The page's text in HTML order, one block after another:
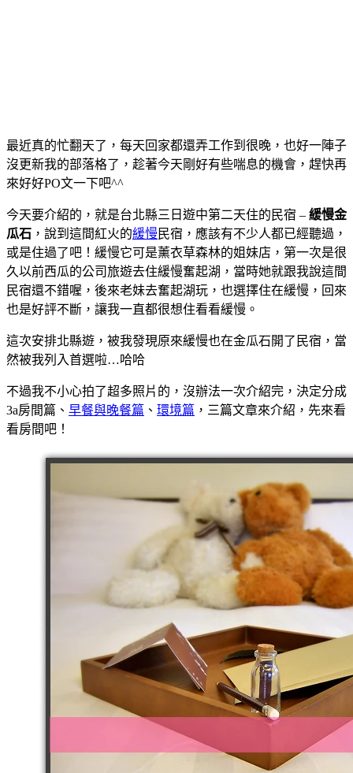
最近真的忙翻天了，每天回家都還弄工作到很晚，也好一陣子
沒更新我的部落格了，趁著今天剛好有些喘息的機會，趕快再
來好好PO文一下吧^^
今天要介紹的，就是台北縣三日遊中第二天住的民宿 – 緩慢金
瓜石 ，說到這間紅火的緩慢 民宿，應該有不少人都已經聽過，
或是住過了吧！緩慢它可是薰衣草森林的姐妹店，第一次是很
久以前西瓜的公司旅遊去住緩慢奮起湖，當時她就跟我說這間
民宿還不錯喔，後來老妹去奮起湖玩，也選擇住在緩慢，回來
也是好評不斷，讓我一直都很想住看看緩慢。
這次安排北縣遊，被我發現原來緩慢也在金瓜石開了民宿，當
然被我列入首選啦…哈哈
不過我不小心拍了超多照片的，沒辦法一次介紹完，決定分成
3a房間篇、 早餐與晚餐篇 、 環境篇 ，三篇文章來介紹，先來看
看房間吧！